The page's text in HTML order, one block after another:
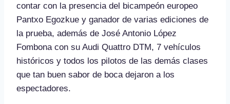
contar con la presencia del bicampeón europeo
Pantxo Egozkue y ganador de varias ediciones de
la prueba, además de José Antonio López
Fombona con su Audi Quattro DTM, 7 vehículos
históricos y todos los pilotos de las demás clases
que tan buen sabor de boca dejaron a los
espectadores.